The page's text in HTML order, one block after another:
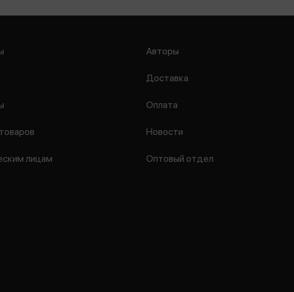
лицам
Авторы
Доставка
Оплата
Новости
Оптовый отдел